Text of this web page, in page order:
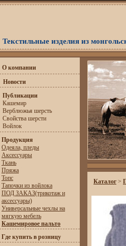
Текстильные изделия из
О компании
Новости
Публикации
Кашемир
Верблюжья шерсть
Свойства шерсти
Войлок
Продукция
Одеяла, пледы
Аксессуары
Ткань
Пряжа
Топс
Тапочки из войлока
ПОД ЗАКАЗ(трикотаж и
аксессуары)
Универсальные чехлы на
мягкую мебель
Кашемировое пальто
Где купить в розницу
Каталог >